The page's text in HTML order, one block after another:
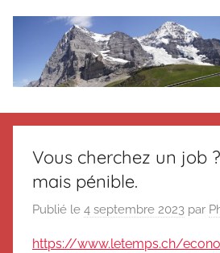
Le
blog
de
Suisse
Suisse
Suisse
Vous cherchez un job
mais pénible.
Publié le 4 septembre 2023 par
https://www.letemps.ch/